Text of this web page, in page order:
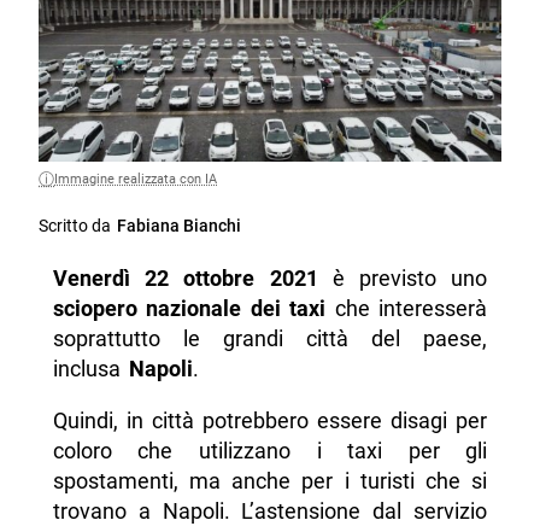
Immagine realizzata con IA
Scritto da Fabiana Bianchi
Venerdì 22 ottobre 2021
è previsto uno
sciopero nazionale dei taxi che interesserà
soprattutto le grandi città del paese,
inclusa Napoli.
Quindi, in città potrebbero essere disagi per
coloro che utilizzano i taxi per gli
spostamenti, ma anche per i turisti che si
trovano a Napoli. L’astensione dal servizio